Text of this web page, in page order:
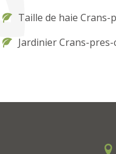
Taille de haie Crans-
Jardinier Crans-pres-